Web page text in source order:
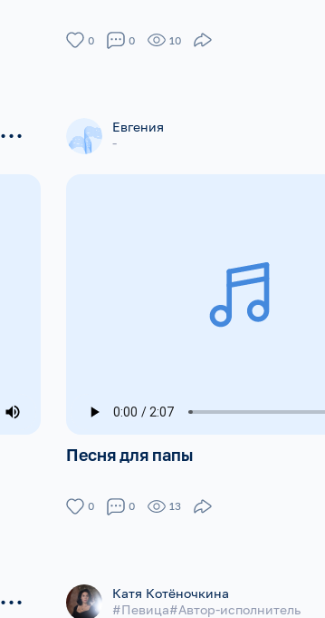
0 0 10
...
Евгения
-
Песня для папы
0 0 13
...
Катя Котёночкина
#Певица#Автор-исполнитель